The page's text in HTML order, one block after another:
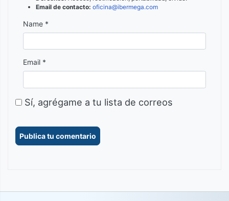
Email de contacto: oficina@ibermega.com
Name *
Email *
Sí, agrégame a tu lista de correos